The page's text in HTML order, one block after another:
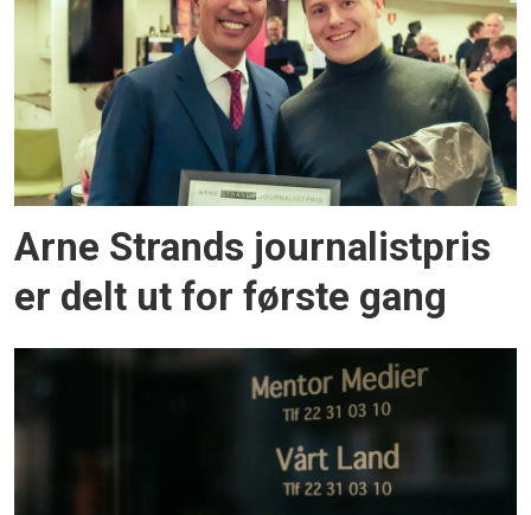
Arne Strands journalistpris
er delt ut for første gang